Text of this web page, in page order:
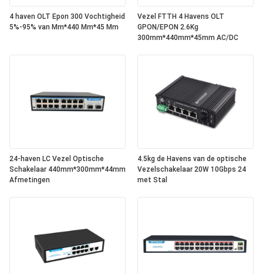
4 haven OLT Epon 300 Vochtigheid
5%-95% van Mm*440 Mm*45 Mm
Vezel FTTH 4 Havens OLT
GPON/EPON 2.6Kg
300mm*440mm*45mm AC/DC
24-haven LC Vezel Optische
Schakelaar 440mm*300mm*44mm
Afmetingen
4.5kg de Havens van de optische
Vezelschakelaar 20W 10Gbps 24
met Stal